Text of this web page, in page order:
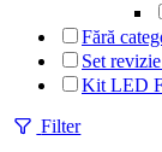
Fără
Set
Kit LED
Filter